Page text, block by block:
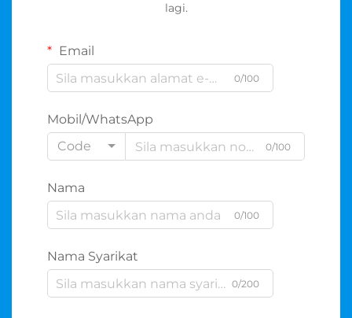
lagi.
Email
0/100
Mobil/WhatsApp
Code
0/100
Nama
0/100
Nama Syarikat
0/200